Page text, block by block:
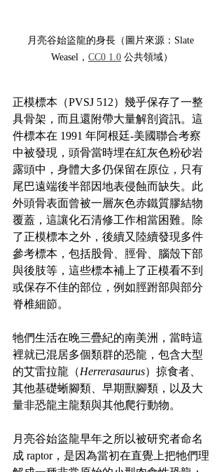
月亮谷始盜龍的身長（圖片來源：Slate
Weasel， CC0 1.0 公共領域）
正模標本（PVSJ 512）幾乎保存了一整
具骨架，而且還附帶大量解剖資訊。這
件標本在 1991 年阿根廷-美國聯合考察
中被發現，頭骨當時埋在紅灰色粉砂岩
露頭中，身體大多仍保留在原位，只有
尾巴遠端後半部因地表侵蝕而缺失。此
外頭骨表面曾被一層灰色赤鐵質膠結物
覆蓋，這讓化石清修工作相當困難。除
了正模標本之外，後續又陸續發現多件
參考標本，包括股骨、脛骨、腦殼下部
與後肢等，這些標本補上了正模看不到
或保存不佳的部位，例如脛跗部與部分
脊椎細節。
牠們生活在晚三疊紀的南美洲，當時這
裡就已混居多個類群的恐龍，包含大型
的艾雷拉龍（Herrerasaurus）掠食者、
其他基礎蜥腳類、早期獸腳類，以及大
量非恐龍主龍類與其他爬行動物。
月亮谷始盜龍早年之所以被研究者命名
成 raptor，是因為當初在直覺上把牠們理